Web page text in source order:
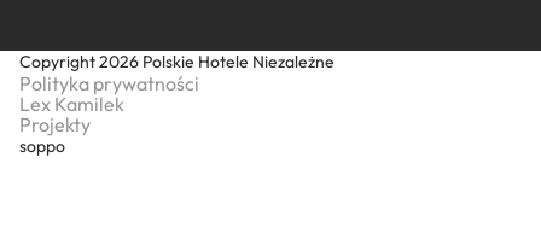
Copyright 2026 Polskie Hotele Niezależne
Polityka prywatności
Lex Kamilek
Projekty
soppo